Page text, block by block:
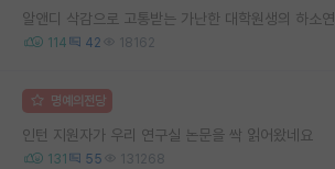
알앤디 삭감으로 고통받는 가난한 대학원생의 하소연
114 42 18162
명예의전당
인턴 지원자가 우리 연구실 논문을 싹 읽어왔네요
131 55 131268